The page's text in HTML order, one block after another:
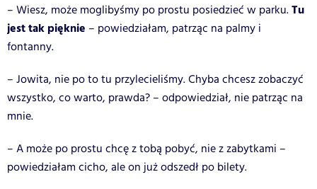
– Wiesz, może moglibyśmy po prostu posiedzieć w parku.Tu
jest tak pięknie – powiedziałam, patrząc na palmy i
fontanny.
– Jowita, nie po to tu przylecieliśmy. Chyba chcesz zobaczyć
wszystko, co warto, prawda? – odpowiedział, nie patrząc na
mnie.
– A może po prostu chcę z tobą pobyć, nie z zabytkami –
powiedziałam cicho, ale on już odszedł po bilety.